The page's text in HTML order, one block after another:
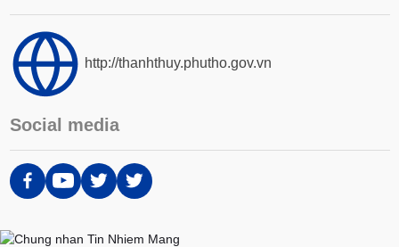
http://thanhthuy.phutho.gov.vn
Social media